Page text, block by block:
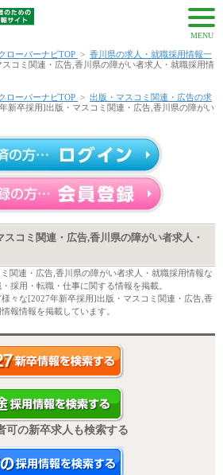
MENU
ローバーナビTOP > 香川県の求人・就職採用情報一
コミ関連・広告,香川県の障がい者求人・就職採用情
ローバーナビTOP > 出版・マスコミ関連・広告の求
新卒採用]出版・マスコミ関連・広告,香川県の障がい
コミ関連・広告,香川県の障がい者求人・
関連・広告,香川県の障がい者求人・就職採用情報な
採用・転職・仕事に関する情報を掲載。
様々な[2027年新卒採用]出版・マスコミ関連・広告,香
報情報を掲載しています。
可の新卒求人も検索する